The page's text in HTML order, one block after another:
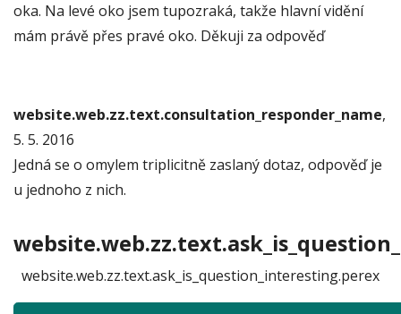
oka. Na levé oko jsem tupozraká, takže hlavní vidění
mám právě přes pravé oko. Děkuji za odpověď
website.web.zz.text.consultation_responder_name,
5. 5. 2016
Jedná se o omylem triplicitně zaslaný dotaz, odpověď je
u jednoho z nich.
website.web.zz.text.ask_is_question_interesting.perex